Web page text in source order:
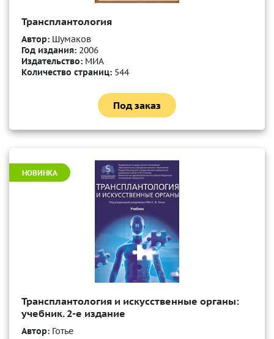
Трансплантология
Автор: Шумаков
Год издания: 2006
Издательство: МИА
Количество страниц: 544
Под заказ
НОВИНКА
Трансплантология и искусственные органы:
учебник. 2-е издание
Автор: Готье